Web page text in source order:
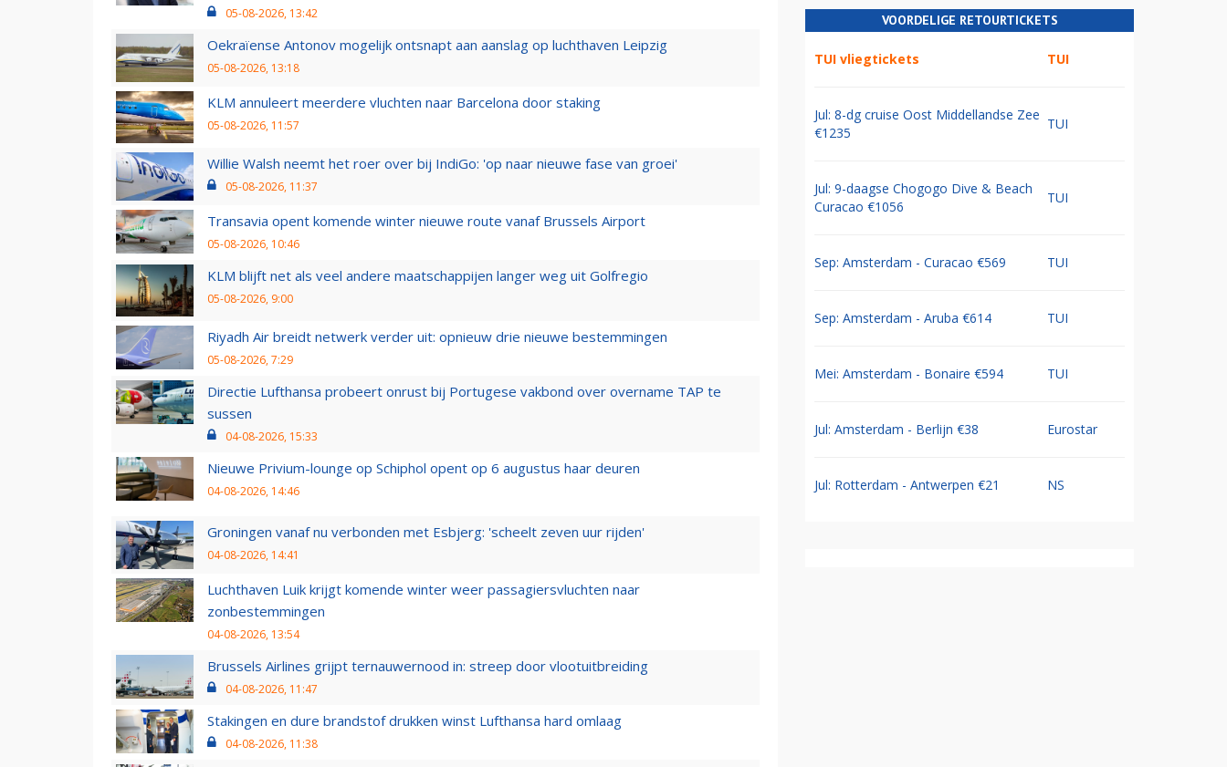
05-08-2026, 13:42
Oekraïense Antonov mogelijk ontsnapt aan aanslag op luchthaven Leipzig
05-08-2026, 13:18
KLM annuleert meerdere vluchten naar Barcelona door staking
05-08-2026, 11:57
Willie Walsh neemt het roer over bij IndiGo: 'op naar nieuwe fase van groei'
05-08-2026, 11:37
Transavia opent komende winter nieuwe route vanaf Brussels Airport
05-08-2026, 10:46
KLM blijft net als veel andere maatschappijen langer weg uit Golfregio
05-08-2026, 9:00
Riyadh Air breidt netwerk verder uit: opnieuw drie nieuwe bestemmingen
05-08-2026, 7:29
Directie Lufthansa probeert onrust bij Portugese vakbond over overname TAP te
sussen
04-08-2026, 15:33
Nieuwe Privium-lounge op Schiphol opent op 6 augustus haar deuren
04-08-2026, 14:46
Groningen vanaf nu verbonden met Esbjerg: 'scheelt zeven uur rijden'
04-08-2026, 14:41
Luchthaven Luik krijgt komende winter weer passagiersvluchten naar
zonbestemmingen
04-08-2026, 13:54
Brussels Airlines grijpt ternauwernood in: streep door vlootuitbreiding
04-08-2026, 11:47
Stakingen en dure brandstof drukken winst Lufthansa hard omlaag
04-08-2026, 11:38
VOORDELIGE RETOURTICKETS
TUI vliegtickets TUI
Jul: 8-dg cruise Oost Middellandse Zee
€1235
TUI
Jul: 9-daagse Chogogo Dive & Beach
Curacao €1056
TUI
Sep: Amsterdam - Curacao €569 TUI
Sep: Amsterdam - Aruba €614 TUI
Mei: Amsterdam - Bonaire €594 TUI
Jul: Amsterdam - Berlijn €38 Eurostar
Jul: Rotterdam - Antwerpen €21 NS